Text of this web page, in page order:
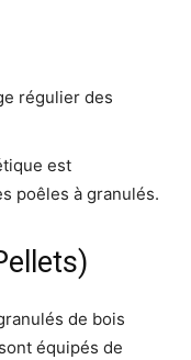
régulier des
est
poêles à granulés.
de bois
équipés de